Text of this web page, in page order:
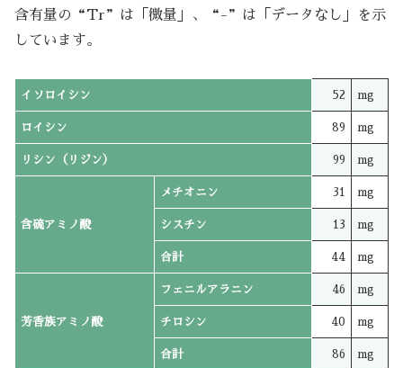
含有量の“Tr”は「微量」、“-”は「データなし」を示
しています。
イソロイシン 52 mg
ロイシン 89 mg
リシン（リジン） 99 mg
含硫アミノ酸
メチオニン 31 mg
シスチン 13 mg
合計 44 mg
芳香族アミノ酸
フェニルアラニン 46 mg
チロシン 40 mg
合計 86 mg